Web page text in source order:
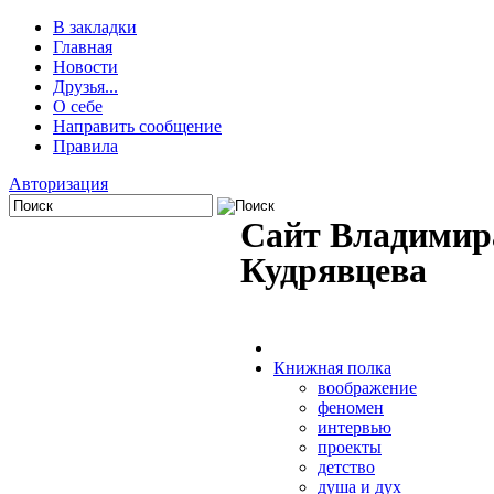
В закладки
Главная
Новости
Друзья...
О себе
Направить сообщение
Правила
Авторизация
Сайт
Кудрявцева
Книжная полка
воображение
феномен
интервью
проекты
детство
душа и дух